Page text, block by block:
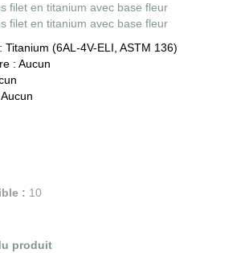
filet en titanium avec base fleur
filet en titanium avec base fleur
Titanium (6AL-4V-ELI, ASTM 136)
: Aucun
Aucun
: 10
produit